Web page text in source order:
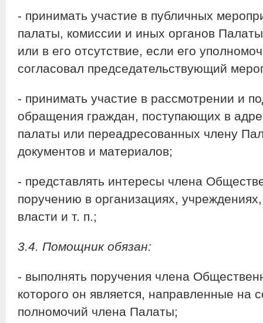
- принимать участие в публичных
палаты, комиссии и иных органов
или в его отсутствие, если его
согласовал председательствующий
- принимать участие в рассмотрении и
обращения граждан, поступающих в
палаты или переадресованных члену
документов и материалов;
- представлять интересы члена
поручению в организациях,
власти и т. п.;
3.4. Помощник обязан:
- выполнять поручения члена
которого он является, направленные на
полномочий члена Палаты;